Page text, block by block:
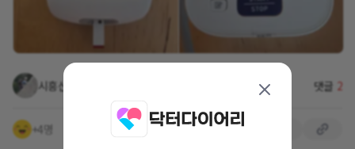
시흥산아저씨 댓글 2
+4명